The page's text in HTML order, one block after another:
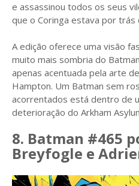
e assassinou todos os seus
que o Coringa estava por trás
A edição oferece uma visão
muito mais sombria do
apenas acentuada pela arte
Hampton. Um Batman sem
acorrentados está dentro de
deterioração do Arkham
8. Batman #465
Breyfogle e